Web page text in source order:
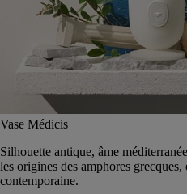
Vase Médicis
Silhouette antique, âme
les origines des amphores
contemporaine.